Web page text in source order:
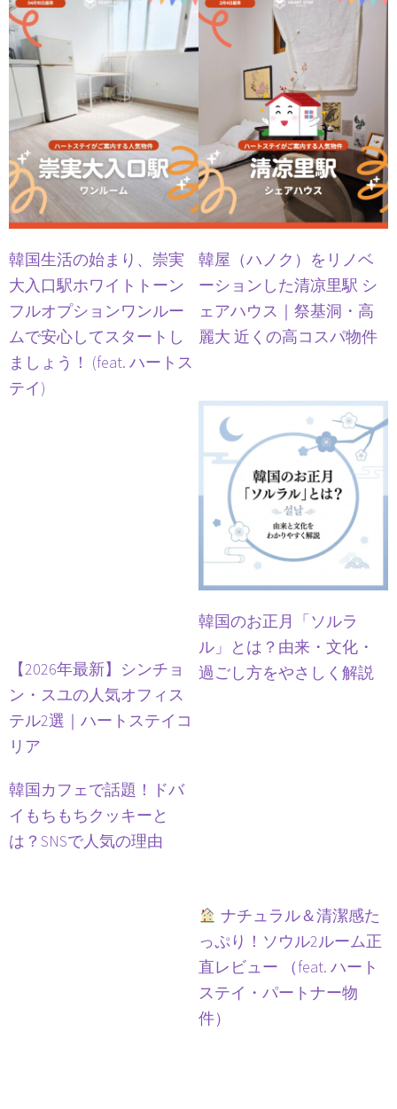
韓国生活の始まり、崇実
大入口駅ホワイトトーン
フルオプションワンルー
ムで安心してスタートし
ましょう！ (feat. ハートス
テイ)
韓屋（ハノク）をリノベ
ーションした清凉里駅 シ
ェアハウス｜祭基洞・高
麗大 近くの高コスパ物件
【2026年最新】シンチョ
ン・スユの人気オフィス
テル2選｜ハートステイコ
リア
韓国のお正月「ソルラ
ル」とは？由来・文化・
過ごし方をやさしく解説
韓国カフェで話題！ドバ
イもちもちクッキーと
は？SNSで人気の理由
ナチュラル＆清潔感た
っぷり！ソウル2ルーム正
直レビュー （feat. ハート
ステイ・パートナー物
件）